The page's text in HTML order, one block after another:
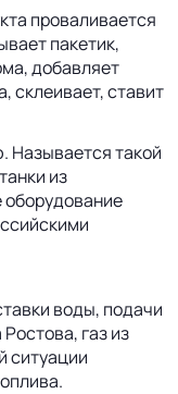
проваливается
пакетик,
добавляет
склеивает, ставит
Называется такой
из
воды, подачи
газ из
ситуации